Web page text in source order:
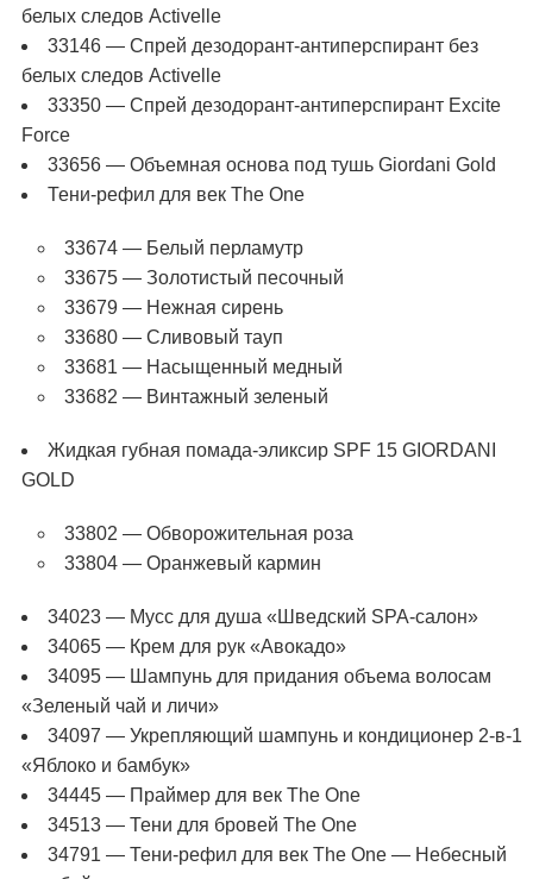
белых следов Activelle
33146 — Спрей дезодорант-антиперспирант без
белых следов Activelle
33350 — Спрей дезодорант-антиперспирант Excite
Force
33656 — Объемная основа под тушь Giordani Gold
Тени-рефил для век The One
33674 — Белый перламутр
33675 — Золотистый песочный
33679 — Нежная сирень
33680 — Сливовый тауп
33681 — Насыщенный медный
33682 — Винтажный зеленый
Жидкая губная помада-эликсир SPF 15 GIORDANI
GOLD
33802 — Обворожительная роза
33804 — Оранжевый кармин
34023 — Мусс для душа «Шведский SPA-салон»
34065 — Крем для рук «Авокадо»
34095 — Шампунь для придания объема волосам
«Зеленый чай и личи»
34097 — Укрепляющий шампунь и кондиционер 2-в-1
«Яблоко и бамбук»
34445 — Праймер для век The One
34513 — Тени для бровей The One
34791 — Тени-рефил для век The One — Небесный